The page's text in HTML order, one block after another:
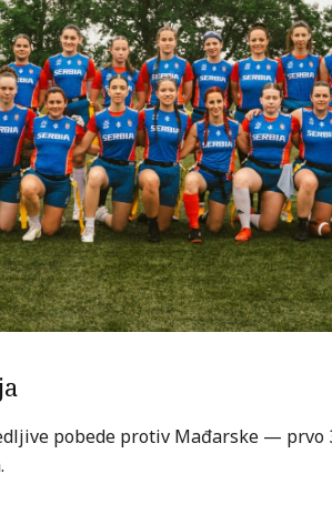
pobede protiv Mađarske — prvo